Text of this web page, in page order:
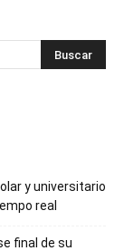
y universitario
real
final de su